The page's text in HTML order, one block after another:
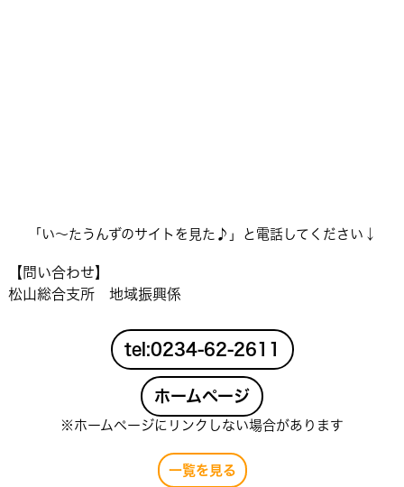
「い〜たうんずのサイトを見た♪」と電話してください↓
【問い合わせ】
松山総合支所 地域振興係
tel:0234-62-2611
ホームページ
※ホームページにリンクしない場合があります
一覧を見る